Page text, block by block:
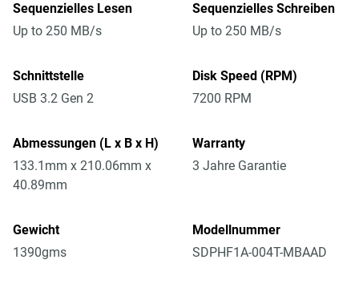
Sequenzielles Lesen
Up to 250 MB/s
Sequenzielles Schreiben
Up to 250 MB/s
Schnittstelle
USB 3.2 Gen 2
Disk Speed (RPM)
7200 RPM
Abmessungen (L x B x H)
133.1mm x 210.06mm x
40.89mm
Warranty
3 Jahre Garantie
Gewicht
1390gms
Modellnummer
SDPHF1A-004T-MBAAD